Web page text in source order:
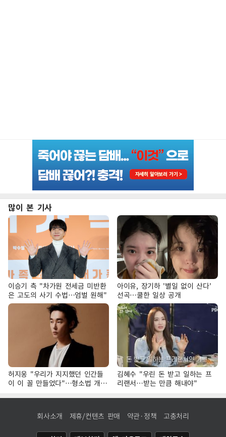
많이 본 기사
이승기 측 "차가원 전세금 미반환
은 고도의 사기 수법…엄벌 원해"
아이유, 장기하 '별일 없이 산다'
선곡…쿨한 일상 공개
허지웅 "우리가 지지했던 인간들
이 이 꼴 만들었다"…형소법 개정
에 격한 반응
김혜수 "우린 돈 받고 일하는 프
리랜서…받는 만큼 해내야"
회사소개 제휴/컨텐츠 판매 약관·정책 고충처리